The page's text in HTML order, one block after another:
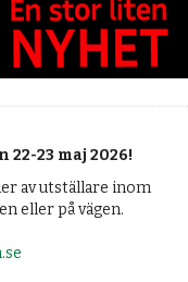
23 maj 2026!
av utställare inom
eller på vägen.